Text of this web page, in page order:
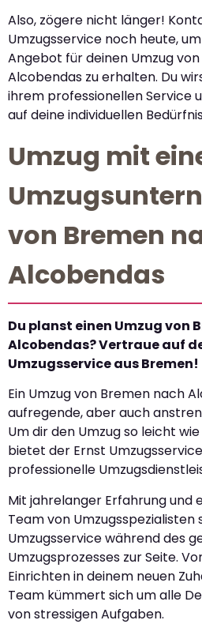
Also, zögere nicht länger!
Umzugsservice noch heute,
Angebot für deinen Umzug
Alcobendas zu erhalten. Du
ihrem professionellen Service
auf deine individuellen
Umzug mit
von Bremen
Alcobendas
Du planst einen Umzug von
Alcobendas? Vertraue auf
Umzugsservice aus Bremen!
Ein Umzug von Bremen nach
aufregende, aber auch
Um dir den Umzug so leicht
bietet der Ernst
professionelle
Mit jahrelanger Erfahrung und
Team von
Umzugsservice während des
Umzugsprozesses zur Seite.
Einrichten in deinem neuen
Team kümmert sich um alle
von stressigen Aufgaben.